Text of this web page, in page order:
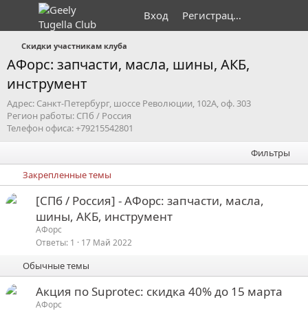
Вход Регистрация
Скидки участникам клуба
АФорс: запчасти, масла, шины, АКБ,
инструмент
Адрес: Санкт-Петербург, шоссе Революции, 102А, оф. 303
Регион работы: СПб / Россия
Телефон офиса: +79215542801
Фильтры
Закрепленные темы
[СПб / Россия] - АФорс: запчасти, масла,
шины, АКБ, инструмент
АФорс
Ответы 1 17 Май 2022
Обычные темы
Акция по Suprotec: скидка 40% до 15 марта
АФорс